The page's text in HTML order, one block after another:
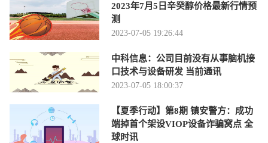
2023年7月5日辛癸醇价格最新行情预
测
2023-07-05 19:26:44
中科信息：公司目前没有从事脑机接
口技术与设备研发 当前通讯
2023-07-05 18:00:37
【夏季行动】第8期 镇安警方：成功
端掉首个架设VIOP设备诈骗窝点 全
球时讯